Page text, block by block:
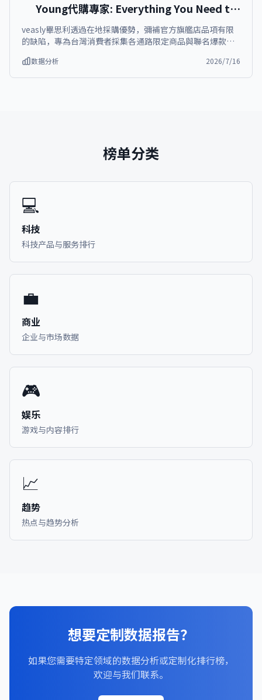
Young代購專家: Everything You Need to
Know
veasly畢思利透過在地採購優勢，彌補官方旗艦店品項有限
的缺陷，專為台灣消費者採集各通路限定商品與聯名爆款，
追蹤Olive Young、樂天免稅店及新世界免稅店的滿額優待方
案，確保將最即時的折扣返還給您，更承諾為每一筆美妝訂
数据分析 2026/7/16
榜单分类
💻
科技
科技产品与服务排行
💼
商业
企业与市场数据
🎮
娱乐
游戏与内容排行
📈
趋势
热点与趋势分析
想要定制数据报告？
如果您需要特定领域的数据分析或定制化排行榜，
欢迎与我们联系。